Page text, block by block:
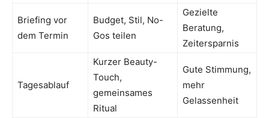
Briefing vor
dem Termin
Budget, Stil, No-
Gos teilen
Gezielte
Beratung,
Zeitersparnis
Tagesablauf
Kurzer Beauty-
Touch,
gemeinsames
Ritual
Gute Stimmung,
mehr
Gelassenheit